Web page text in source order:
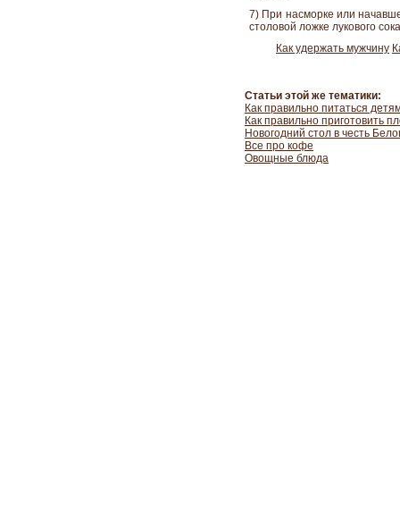
7) При насморке или
столовой ложке лукового
Как удержать мужчину
Статьи этой же тематики:
Как правильно питаться
Как правильно приготовить
Новогодний стол в честь
Все про кофе
Овощные блюда